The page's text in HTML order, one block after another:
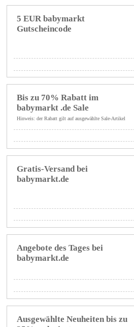
5 EUR babymarkt
Gutscheincode
Bis zu 70% Rabatt im
babymarkt .de Sale
Hinweis: der Rabatt gilt auf ausgewählte Sale-Artikel
Gratis-Versand bei
babymarkt.de
Angebote des Tages bei
babymarkt.de
Ausgewählte Neuheiten bis zu